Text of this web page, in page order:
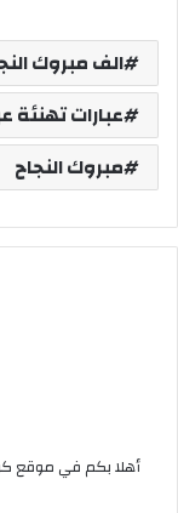
الف مبروك
عبارات تهنئة
مبروك النجاح
أهلا بكم في موقع